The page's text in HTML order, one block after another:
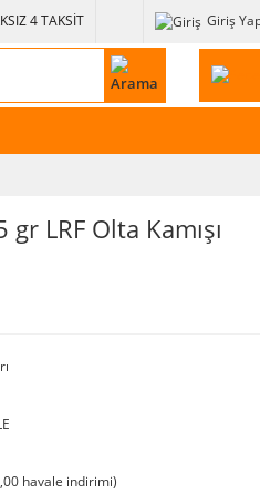
4 TAKSİT Giriş
LRF Olta Kamışı
havale indirimi)